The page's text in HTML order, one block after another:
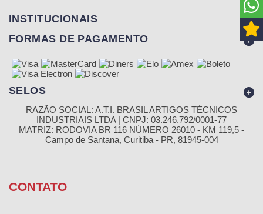
INSTITUCIONAIS
FORMAS DE PAGAMENTO
SELOS
RAZÃO SOCIAL: A.T.I. BRASIL ARTIGOS TÉCNICOS
INDUSTRIAIS LTDA | CNPJ: 03.246.792/0001-77
MATRIZ: RODOVIA BR 116 NÚMERO 26010 - KM 119,5 -
Campo de Santana, Curitiba - PR, 81945-004
CONTATO